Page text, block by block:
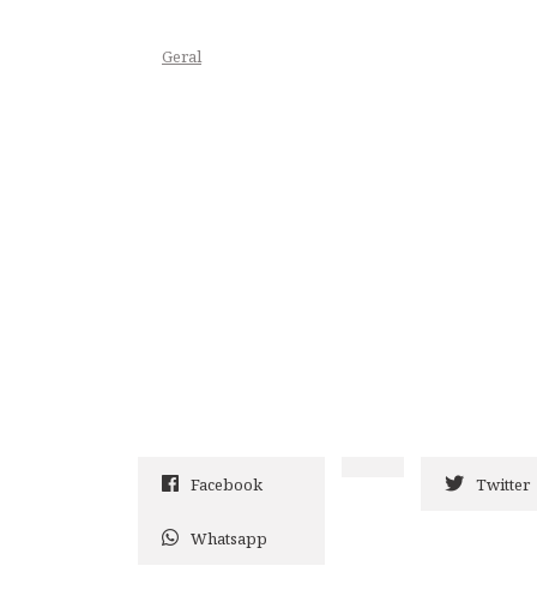
Geral
Facebook Twitter
Whatsapp